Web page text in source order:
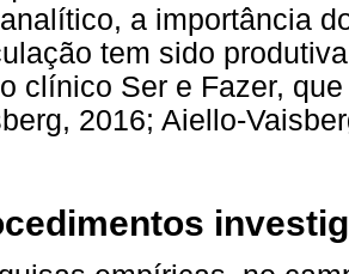
a importância
tem sido
clínico Ser e Fazer,
2016; Aiello-